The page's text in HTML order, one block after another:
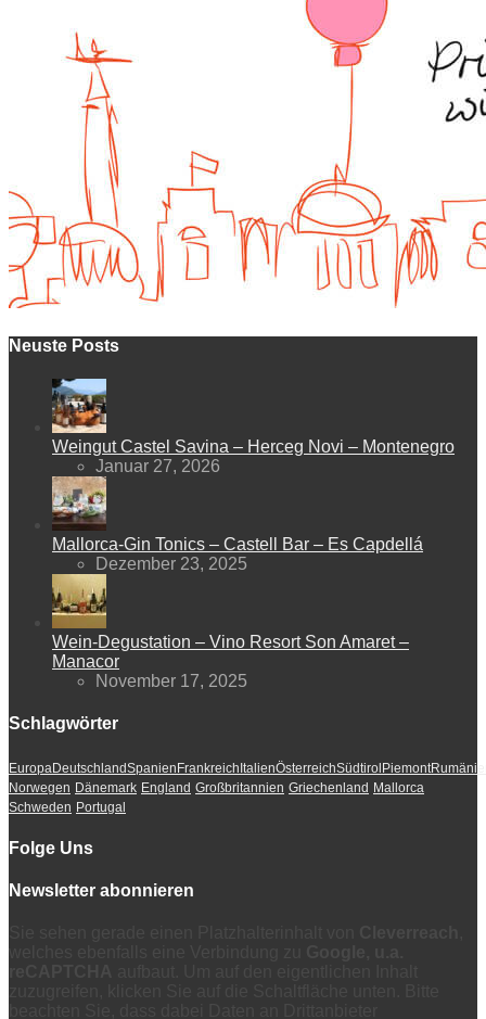
Neuste Posts
Weingut Castel Savina – Herceg Novi – Montenegro
Januar 27, 2026
Mallorca-Gin Tonics – Castell Bar – Es Capdellá
Dezember 23, 2025
Wein-Degustation – Vino Resort Son Amaret –
Manacor
November 17, 2025
Schlagwörter
EuropaDeutschlandSpanienFrankreichItalienÖsterreichSüdtirolPiemont
Norwegen Dänemark England Großbritannien Griechenland Mallorca
Schweden Portugal
Folge Uns
Newsletter abonnieren